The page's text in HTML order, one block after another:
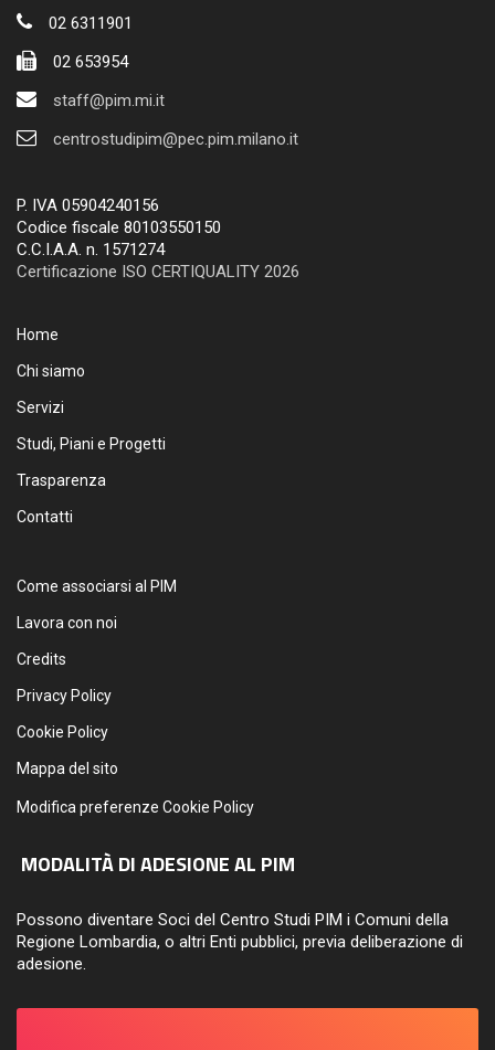
02 6311901
02 653954
staff@pim.mi.it
centrostudipim@pec.pim.milano.it
P. IVA 05904240156
Codice fiscale 80103550150
C.C.I.A.A. n. 1571274
Certificazione ISO CERTIQUALITY 2026
Home
Chi siamo
Servizi
Studi, Piani e Progetti
Trasparenza
Contatti
Come associarsi al PIM
Lavora con noi
Credits
Privacy Policy
Cookie Policy
Mappa del sito
Modifica preferenze Cookie Policy
MODALITÀ DI ADESIONE AL PIM
Possono diventare Soci del Centro Studi PIM i Comuni della
Regione Lombardia, o altri Enti pubblici, previa deliberazione di
adesione.